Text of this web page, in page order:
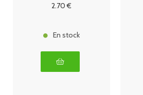
2.70 €
En stock